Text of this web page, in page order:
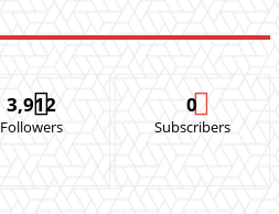
3,912
Followers
0
Subscribers